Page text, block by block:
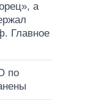
а
Главное
по